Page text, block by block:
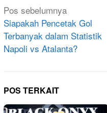
Navigasi
pos
Pos sebelumnya
Siapakah Pencetak Gol
Terbanyak dalam Statistik
Napoli vs Atalanta?
POS TERKAIT